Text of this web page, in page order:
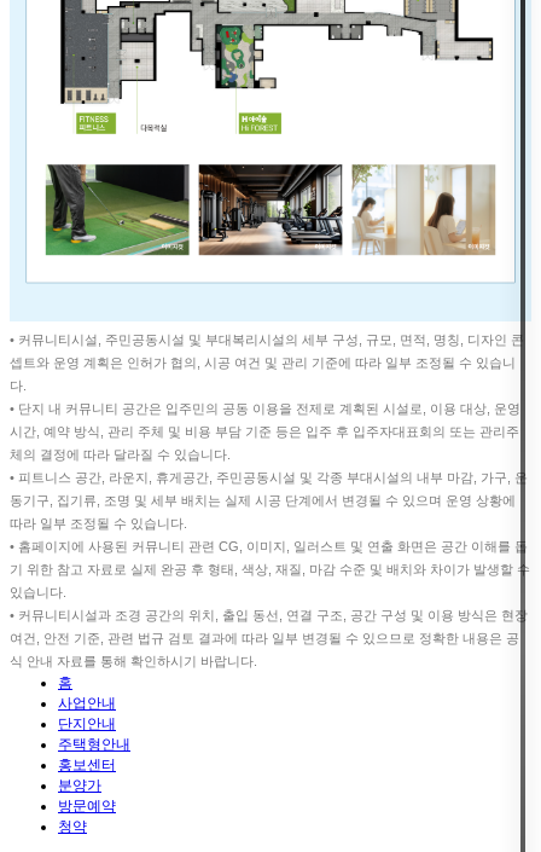
• 커뮤니티시설, 주민공동시설 및 부대복리시설의 세부 구성, 규모, 면적, 명칭, 디자인 콘
셉트와 운영 계획은 인허가 협의, 시공 여건 및 관리 기준에 따라 일부 조정될 수 있습니
다.
• 단지 내 커뮤니티 공간은 입주민의 공동 이용을 전제로 계획된 시설로, 이용 대상, 운영
시간, 예약 방식, 관리 주체 및 비용 부담 기준 등은 입주 후 입주자대표회의 또는 관리주
체의 결정에 따라 달라질 수 있습니다.
• 피트니스 공간, 라운지, 휴게공간, 주민공동시설 및 각종 부대시설의 내부 마감, 가구, 운
동기구, 집기류, 조명 및 세부 배치는 실제 시공 단계에서 변경될 수 있으며 운영 상황에
따라 일부 조정될 수 있습니다.
• 홈페이지에 사용된 커뮤니티 관련 CG, 이미지, 일러스트 및 연출 화면은 공간 이해를 돕
기 위한 참고 자료로 실제 완공 후 형태, 색상, 재질, 마감 수준 및 배치와 차이가 발생할 수
있습니다.
• 커뮤니티시설과 조경 공간의 위치, 출입 동선, 연결 구조, 공간 구성 및 이용 방식은 현장
여건, 안전 기준, 관련 법규 검토 결과에 따라 일부 변경될 수 있으므로 정확한 내용은 공
식 안내 자료를 통해 확인하시기 바랍니다.
홈
사업안내
단지안내
주택형안내
홍보센터
분양가
방문예약
청약